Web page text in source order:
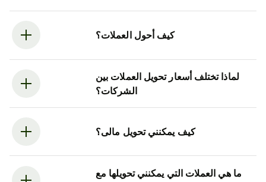
كيف أحول العملات؟
لماذا تختلف أسعار تحويل العملات بين
الشركات؟
كيف يمكنني تحويل مالى؟
ما هي العملات التي يمكنني تحويلها مع